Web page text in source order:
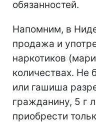
обязанностей.
Напомним, в
продажа и
наркотиков
количествах. Не
или гашиша
гражданину, 5 г
приобрести